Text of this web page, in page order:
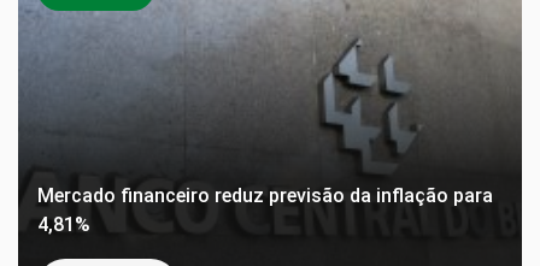
Mercado financeiro reduz previsão da inflação para
4,81%